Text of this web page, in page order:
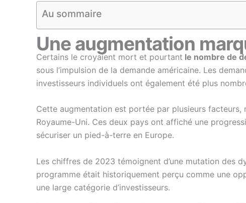
Au sommaire
Une augmentation
Certains le croyaient mort et pourtant le nombre de
sous l’impulsion de la demande américaine. Les
investisseurs individuels ont également été plus
Cette augmentation est portée par plusieurs facteurs,
Royaume-Uni. Ces deux pays ont affiché une
sécuriser un pied-à-terre en Europe.
Les chiffres de 2023 témoignent d’une mutation des
programme était historiquement perçu comme une
une large catégorie d’investisseurs.